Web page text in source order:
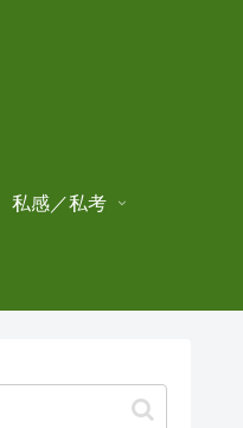
私感／私考